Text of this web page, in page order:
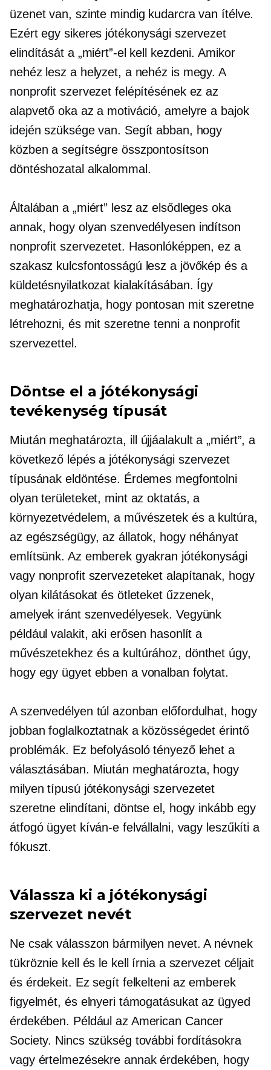
üzenet van, szinte mindig kudarcra van ítélve.
Ezért egy sikeres jótékonysági szervezet
elindítását a „miért”-el kell kezdeni. Amikor
nehéz lesz a helyzet, a nehéz is megy. A
nonprofit szervezet felépítésének ez az
alapvető oka az a motiváció, amelyre a bajok
idején szüksége van. Segít abban, hogy
közben a segítségre összpontosítson
döntéshozatal alkalommal.
Általában a „miért” lesz az elsődleges oka
annak, hogy olyan szenvedélyesen indítson
nonprofit szervezetet. Hasonlóképpen, ez a
szakasz kulcsfontosságú lesz a jövőkép és a
küldetésnyilatkozat kialakításában. Így
meghatározhatja, hogy pontosan mit szeretne
létrehozni, és mit szeretne tenni a nonprofit
szervezettel.
Döntse el a jótékonysági
tevékenység típusát
Miután meghatározta, ill újjáalakulta „miért”, a
következő lépés a jótékonysági szervezet
típusának eldöntése. Érdemes megfontolni
olyan területeket, mint az oktatás, a
környezetvédelem, a művészetek és a kultúra,
az egészségügy, az állatok, hogy néhányat
említsünk. Az emberek gyakran jótékonysági
vagy nonprofit szervezeteket alapítanak, hogy
olyan kilátásokat és ötleteket űzzenek,
amelyek iránt szenvedélyesek. Vegyünk
például valakit, aki erősen hasonlít a
művészetekhez és a kultúrához, dönthet úgy,
hogy egy ügyet ebben a vonalban folytat.
A szenvedélyen túl azonban előfordulhat, hogy
jobban foglalkoztatnak a közösségedet érintő
problémák. Ez befolyásoló tényező lehet a
választásában. Miután meghatározta, hogy
milyen típusú jótékonysági szervezetet
szeretne elindítani, döntse el, hogy inkább egy
átfogó ügyet kíván-e felvállalni, vagy leszűkíti a
fókuszt.
Válassza ki a jótékonysági
szervezet nevét
Ne csak válasszon bármilyen nevet. A névnek
tükröznie kell és le kell írnia a szervezet céljait
és érdekeit. Ez segít felkelteni az emberek
figyelmét, és elnyeri támogatásukat az ügyed
érdekében. Például az American Cancer
Society. Nincs szükség további fordításokra
vagy értelmezésekre annak érdekében, hogy